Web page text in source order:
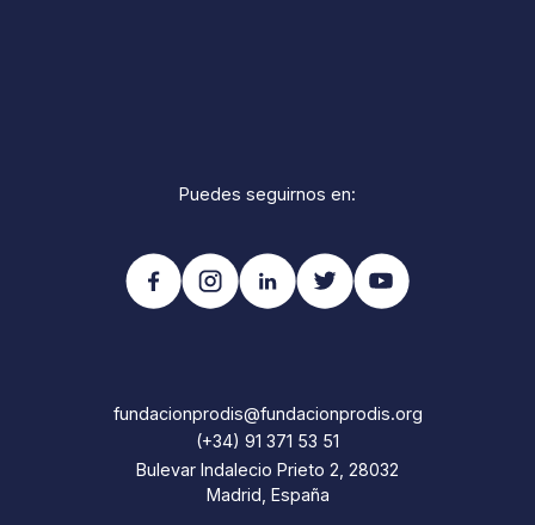
Puedes seguirnos en:
fundacionprodis@fundacionprodis.org
(+34) 91 371 53 51
Bulevar Indalecio Prieto 2, 28032
Madrid, España